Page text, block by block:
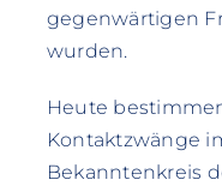
gegenwärtigen
wurden.
Heute
Kontaktzwänge
Bekanntenkreis